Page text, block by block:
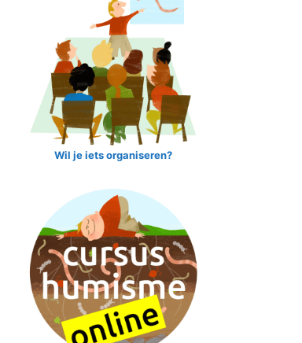
Wil je iets organiseren?